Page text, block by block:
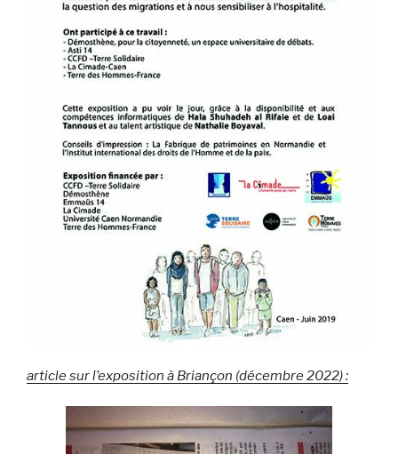
article sur l’exposition à Briançon (décembre 2022) :